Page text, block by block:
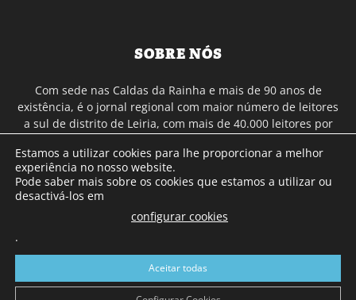
SOBRE NÓS
Com sede nas Caldas da Rainha e mais de 90 anos de
existência, é o jornal regional com maior número de leitores
a sul de distrito de Leiria, com mais de 40.000 leitores por
Continental e assinatura online.
SIGA-NOS
Estamos a utilizar cookies para lhe proporcionar a melhor
experiência no nosso website.
Pode saber mais sobre os cookies que estamos a utilizar ou
desactivá-los em
configurar cookies
.
Aceitar todas